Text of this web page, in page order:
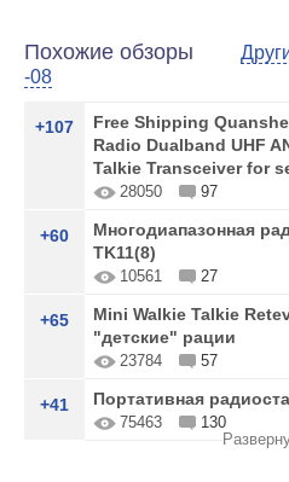
Похожие обзоры
-08
+107
Free Shipping
Radio Dualband UHF
Talkie Transceiver for
28050 97
+60
Многодиапазонная
TK11(8)
10561 27
+65
Mini Walkie Talkie
"детские" рации
23784 57
+41 Портативная
75463
130